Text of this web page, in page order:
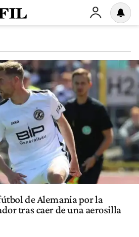
de Alemania por la
tras caer de una aerosilla